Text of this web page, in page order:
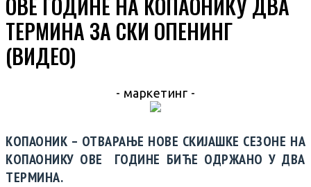
ТЕРМИНА ЗА СКИ ОПЕНИНГ
(ВИДЕО)
- маркетинг -
КОПАОНИК – ОТВАРАЊЕ НОВЕ СКИЈАШКЕ СЕЗОНЕ НА
КОПАОНИКУ ОВЕ ГОДИНЕ БИЋЕ ОДРЖАНО У ДВА
ТЕРМИНА.